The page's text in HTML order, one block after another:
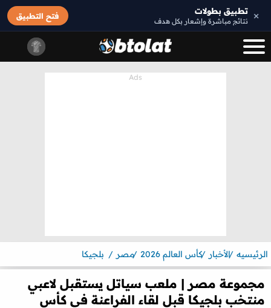
× تطبيق بطولات
نتائج مباشرة وإشعار بكل هدف
فتح التطبيق
الرئيسيه الأخبار كأس العالم 2026 مصر بلجيكا
مجموعة مصر | ملعب سياتل يستقبل لاعبي
منتخب بلجيكا قبل لقاء الفراعنة في كأس